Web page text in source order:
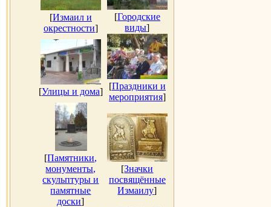
[Измаил и
окрестности]
[Городские
виды]
[Улицы и дома]
[Праздники и
мероприятия]
[Памятники,
монументы,
скульптуры и
памятные
доски]
[Значки
посвящённые
Измаилу]